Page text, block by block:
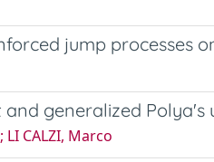
jump processes
generalized Polya's
LI CALZI, Marco